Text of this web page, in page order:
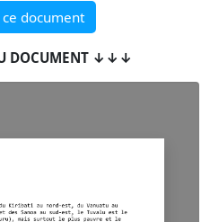
document
DOCUMENT ↓↓↓